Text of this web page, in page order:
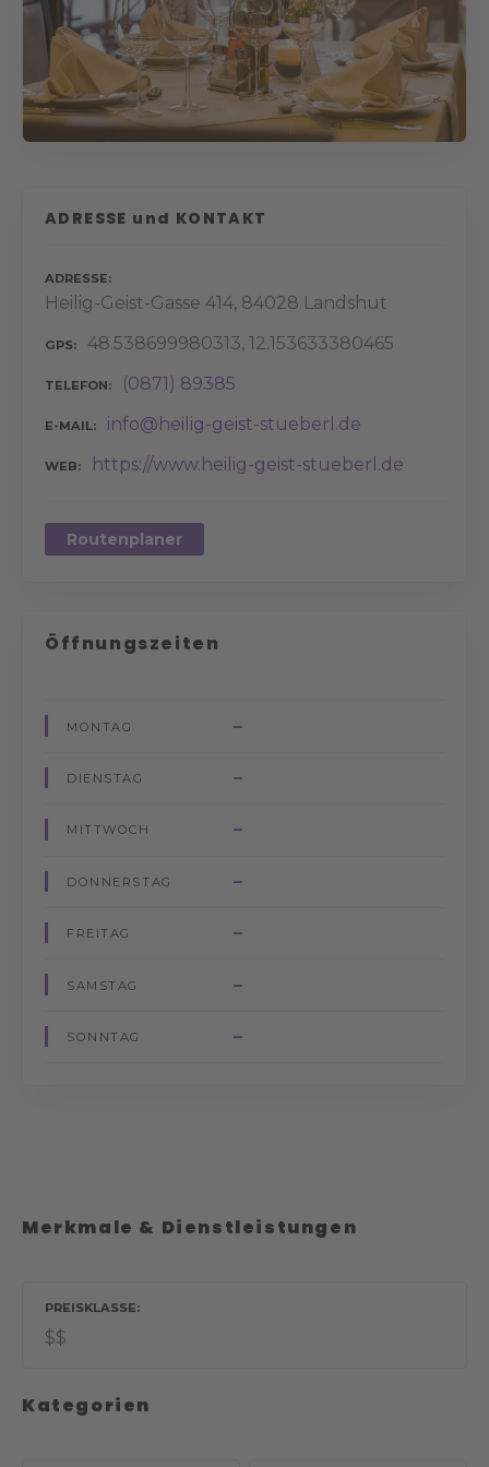
ADRESSE und KONTAKT
ADRESSE
Heilig-Geist-Gasse 414, 84028 Landshut
GPS 48.538699980313, 12.153633380465
TELEFON (0871) 89385
E-MAIL info@heilig-geist-stueberl.de
WEB https://www.heilig-geist-stueberl.de
Routenplaner
Öffnungszeiten
MONTAG –
DIENSTAG –
MITTWOCH –
DONNERSTAG –
FREITAG –
SAMSTAG –
SONNTAG –
Merkmale & Dienstleistungen
PREISKLASSE
$$
Kategorien